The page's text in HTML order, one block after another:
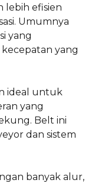
lebih efisien
Umumnya
yang
yang
ideal untuk
yang
Belt ini
dan sistem
banyak alur,